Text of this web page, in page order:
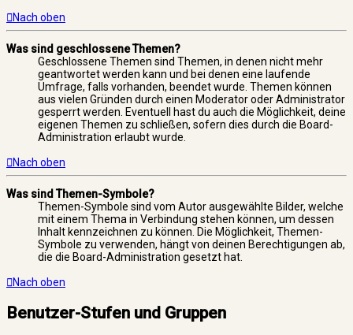
Nach oben
Was sind geschlossene Themen?
Geschlossene Themen sind Themen, in denen nicht mehr
geantwortet werden kann und bei denen eine laufende
Umfrage, falls vorhanden, beendet wurde. Themen können
aus vielen Gründen durch einen Moderator oder Administrator
gesperrt werden. Eventuell hast du auch die Möglichkeit, deine
eigenen Themen zu schließen, sofern dies durch die Board-
Administration erlaubt wurde.
Nach oben
Was sind Themen-Symbole?
Themen-Symbole sind vom Autor ausgewählte Bilder, welche
mit einem Thema in Verbindung stehen können, um dessen
Inhalt kennzeichnen zu können. Die Möglichkeit, Themen-
Symbole zu verwenden, hängt von deinen Berechtigungen ab,
die die Board-Administration gesetzt hat.
Nach oben
Benutzer-Stufen und Gruppen